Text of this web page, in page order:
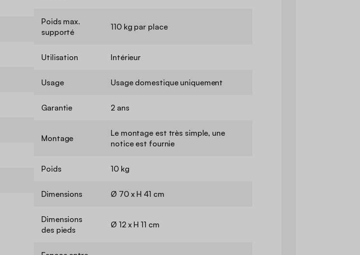
Poids max.
supporté
110 kg par place
Utilisation Intérieur
Usage Usage domestique uniquement
Garantie 2 ans
Montage
Le montage est très simple, une
notice est fournie
Poids 10 kg
Dimensions Ø 70 x H 41 cm
Dimensions
des pieds
Ø 12 x H 11 cm